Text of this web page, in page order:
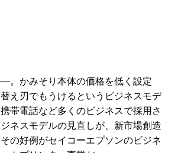
かみそり本体の価格を低く設定
え刃でもうけるというビジネスモデ
帯電話など多くのビジネスで採用さ
ネスモデルの見直しが、新市場創造
の好例がセイコーエプソンのビジネ